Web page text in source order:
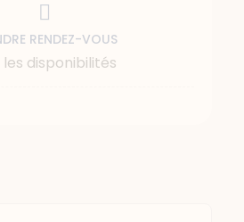
RENDEZ-VOUS
les disponibilités